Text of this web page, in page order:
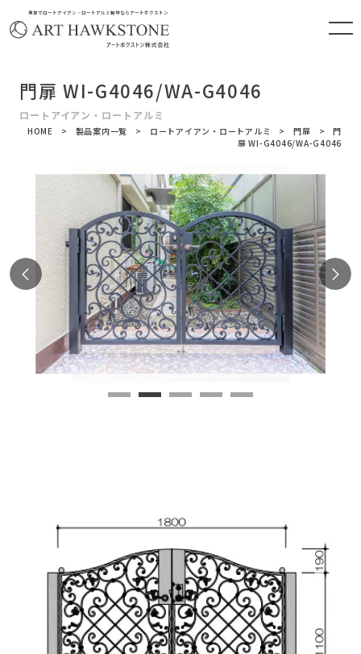
東京でロートアイアン・ロートアルミ製作ならアートホクストン
門扉 WI-G4046/WA-G4046
ロートアイアン・ロートアルミ
HOME 製品案内一覧 ロートアイアン・ロートアルミ 門扉
門
扉 WI-G4046/WA-G4046
Previous
1 2 3 4